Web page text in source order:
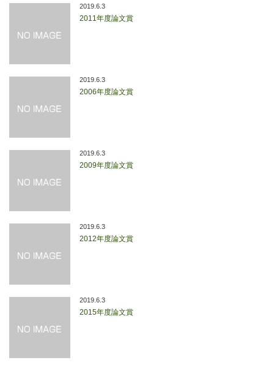
2019.6.3
2011年度論文賞
2019.6.3
2006年度論文賞
2019.6.3
2009年度論文賞
2019.6.3
2012年度論文賞
2019.6.3
2015年度論文賞